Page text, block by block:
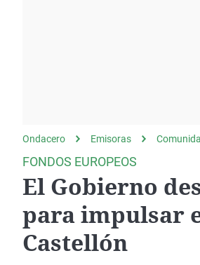
gato
Ondacero Emisoras
FONDOS EUROPEOS
El Gobierno
para impulsar
Castellón